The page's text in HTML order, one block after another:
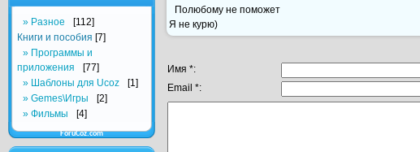
Полюбому не поможет
Я не курю)
Имя *:
Email *:
Разное
[112]
Книги и пособия [7]
Программы и
приложения
[77]
Шаблоны для Ucoz
[1]
Gemes\Игры
[2]
Фильмы
[4]
ForuCoz.com